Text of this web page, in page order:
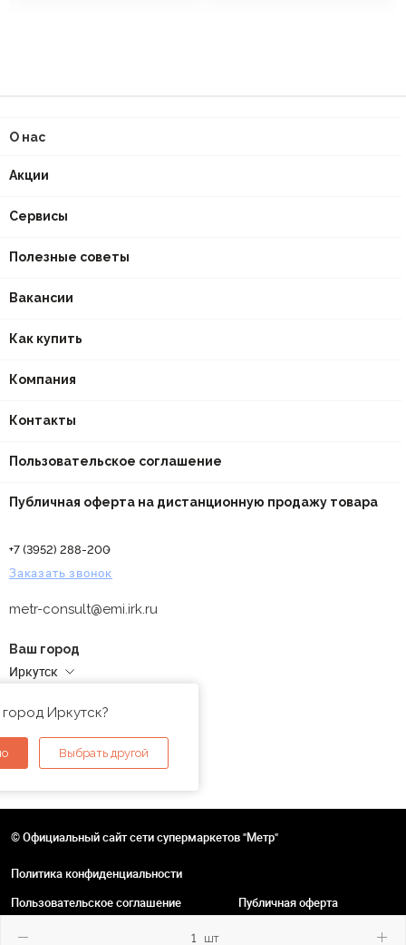
шт
О нас
Акции
Сервисы
Полезные советы
Вакансии
Как купить
Компания
Контакты
Пользовательское соглашение
Публичная оферта на дистанционную продажу товара
+7 (3952) 288-200
Заказать звонок
metr-consult@emi.irk.ru
Ваш город
Иркутск
Иркутск?
Выбрать другой
© Официальный сайт сети супермаркетов "Метр"
Политика конфиденциальности
Пользовательское соглашение
Публичная оферта